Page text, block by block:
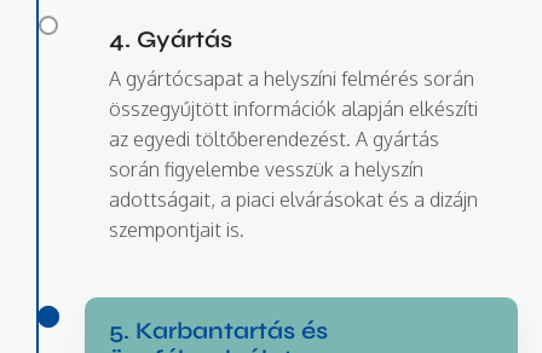
4. Gyártás
A gyártócsapat a helyszíni felmérés során
összegyűjtött információk alapján elkészíti
az egyedi töltőberendezést. A gyártás
során figyelembe vesszük a helyszín
adottságait, a piaci elvárásokat és a dizájn
szempontjait is.
5. Karbantartás és